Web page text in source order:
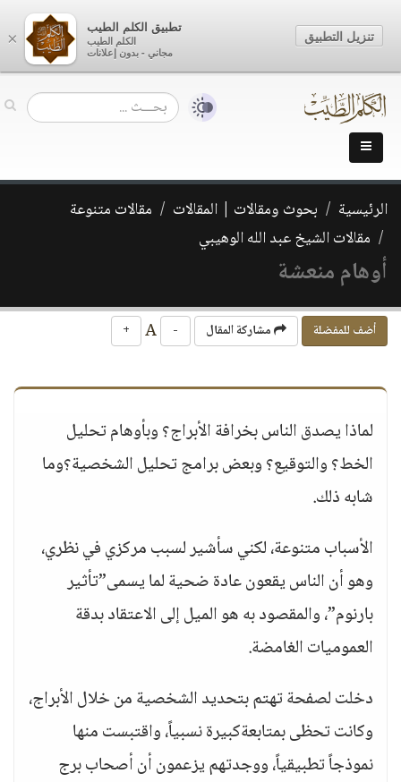
الرئيسية بحوث ومقالات | المقالات
مقالات متنوعة
مقالات الشيخ عبد الله الوهيبي
أوهام منعشة
أضف للمفضلة مشاركة المقال -
+
لماذا يصدق الناس بخرافة الأبراج؟ وبأوهام تحليل
الخط؟ والتوقيع؟ وبعض برامج تحليل الشخصية؟وما
شابه ذلك.
الأسباب متنوعة، لكني سأشير لسبب مركزي في نظري،
وهو أن الناس يقعون عادة ضحية لما يسمى”تأثير
بارنوم”، والمقصود به هو الميل إلى الاعتقاد بدقة
العموميات الغامضة.
دخلت لصفحة تهتم بتحديد الشخصية من خلال الأبراج،
وكانت تحظى بمتابعةكبيرة نسبياً، واقتبست منها
نموذجاً تطبيقياً، ووجدتهم يزعمون أن أصحاب برج
×
تطبيق الكلم الطيب
الكلم الطيب
مجاني - بدون إعلانات
تنزيل التطبيق